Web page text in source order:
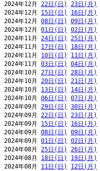
2024年12月 22日(日) 23日(月)
2024年12月 15日(日) 16日(月)
2024年12月 08日(日) 09日(月)
2024年12月 01日(日) 02日(月)
2024年11月 24日(日) 25日(月)
2024年11月 17日(日) 18日(月)
2024年11月 10日(日) 11日(月)
2024年11月 03日(日) 04日(月)
2024年10月 27日(日) 28日(月)
2024年10月 20日(日) 21日(月)
2024年10月 13日(日) 14日(月)
2024年10月 06日(日) 07日(月)
2024年09月 29日(日) 30日(月)
2024年09月 22日(日) 23日(月)
2024年09月 15日(日) 16日(月)
2024年09月 08日(日) 09日(月)
2024年09月 01日(日) 02日(月)
2024年08月 25日(日) 26日(月)
2024年08月 18日(日) 19日(月)
2024年08月 11日(日) 12日(月)